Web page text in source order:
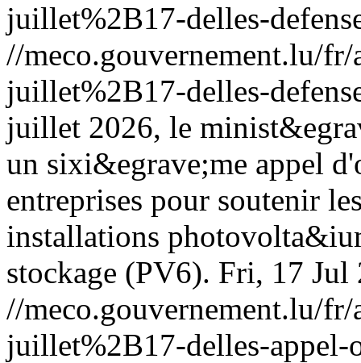
juillet%2B17-delles-
//meco.gouvernement.lu/
juillet%2B17-delles-
juillet 2026, le
un sixi&egrave;me appel
entreprises pour soutenir
installations
stockage (PV6). Fri, 17 Jul
//meco.gouvernement.lu/
juillet%2B17-delles-appel-